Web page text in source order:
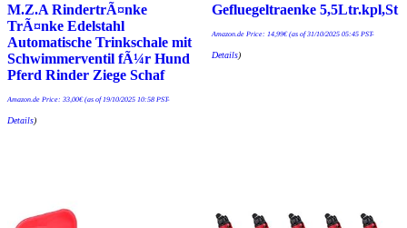
M.Z.A RindertrÃ¤nke
TrÃ¤nke Edelstahl
Automatische Trinkschale mit
Schwimmerventil fÃ¼r Hund
Pferd Rinder Ziege Schaf
Amazon.de Price: 33,00€(as of 19/10/2025 10:58 PST-
Details)
Gefluegeltraenke 5,5Ltr.kpl,St
Amazon.de Price: 14,99€(as of 31/10/2025 05:45 PST-
Details)